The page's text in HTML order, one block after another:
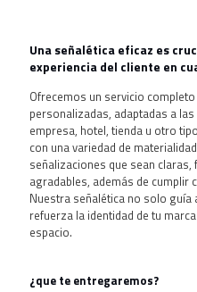
Una señalética eficaz es
experiencia del cliente en
Ofrecemos un servicio
personalizadas, adaptadas a
empresa, hotel, tienda u otro
con una variedad de
señalizaciones que sean
agradables, además de cumplir
Nuestra señalética no solo guía
refuerza la identidad de tu
espacio.
¿que te entregaremos?